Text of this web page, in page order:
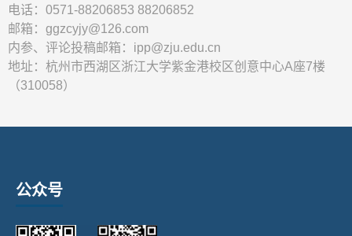
电话：0571-88206853 88206852
邮箱：ggzcyjy@126.com
内参、评论投稿邮箱：ipp@zju.edu.cn
地址：杭州市西湖区浙江大学紫金港校区创意中心A座7楼
（310058）
公众号